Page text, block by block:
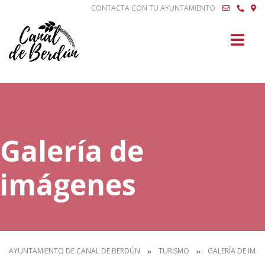
CONTACTA CON TU AYUNTAMIENTO
Galería de
imágenes
AYUNTAMIENTO DE CANAL DE BERDÚN TURISMO GALERÍA DE